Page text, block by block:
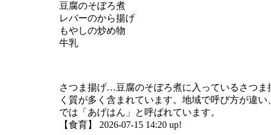
豆腐のそぼろ煮
レバーのから揚げ
もやしの炒め物
牛乳
さつま揚げ…豆腐のそぼろ煮に入っているさつ
く質が多く含まれています。地域で呼び方が違
では「あげはん」と呼ばれています。
【食育】 2026-07-15 14:20 up!